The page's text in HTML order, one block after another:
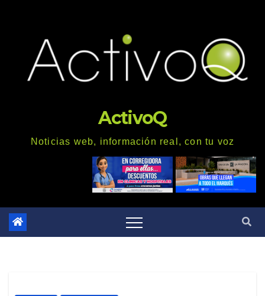
ActivoQ
Noticias web, información real, con tu voz